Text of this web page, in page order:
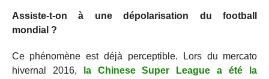
Assiste-t-on à une dépolarisation du football
mondial ?
Ce phénomène est déjà perceptible. Lors du mercato
hivernal 2016, la Chinese Super League a été la